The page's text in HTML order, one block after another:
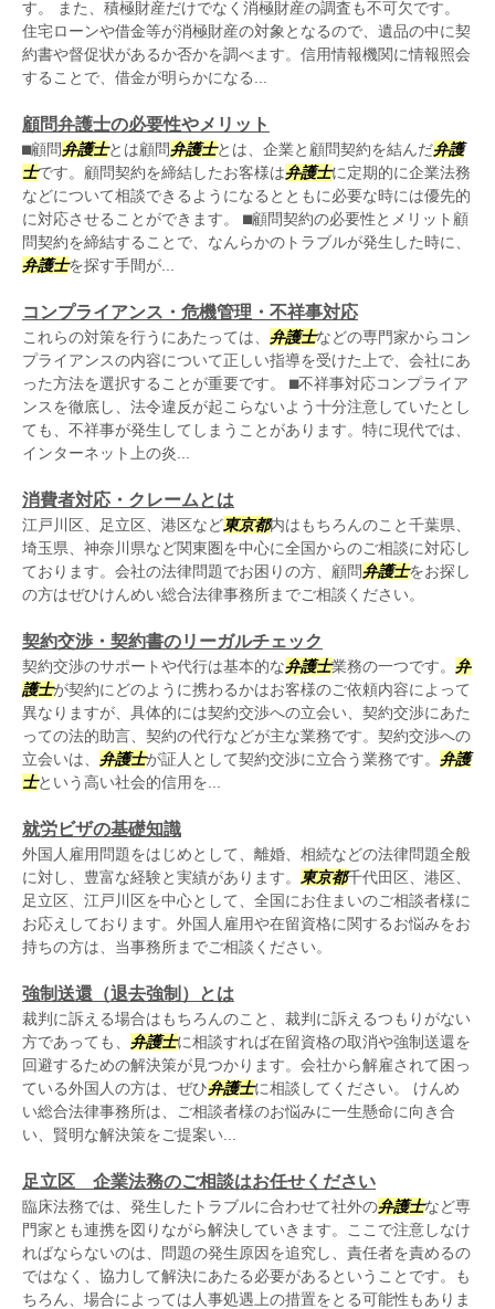
す。 また、積極財産だけでなく消極財産の調査も不可欠です。
住宅ローンや借金等が消極財産の対象となるので、遺品の中に契
約書や督促状があるか否かを調べます。信用情報機関に情報照会
することで、借金が明らかになる...
顧問弁護士の必要性やメリット
⬛︎顧問弁護士とは顧問弁護士とは、企業と顧問契約を結んだ弁護
士です。顧問契約を締結したお客様は弁護士に定期的に企業法務
などについて相談できるようになるとともに必要な時には優先的
に対応させることができます。 ⬛︎顧問契約の必要性とメリット顧
問契約を締結することで、なんらかのトラブルが発生した時に、
弁護士を探す手間が...
コンプライアンス・危機管理・不祥事対応
これらの対策を行うにあたっては、 弁護士などの専門家からコン
プライアンスの内容について正しい指導を受けた上で、会社にあ
った方法を選択することが重要です。 ⬛︎不祥事対応コンプライア
ンスを徹底し、法令違反が起こらないよう十分注意していたとし
ても、不祥事が発生してしまうことがあります。特に現代では、
インターネット上の炎...
消費者対応・クレームとは
江戸川区、足立区、港区など東京都内はもちろんのこと千葉県、
埼玉県、神奈川県など関東圏を中心に全国からのご相談に対応し
ております。会社の法律問題でお困りの方、顧問弁護士をお探し
の方はぜひけんめい総合法律事務所までご相談ください。
契約交渉・契約書のリーガルチェック
契約交渉のサポートや代行は基本的な弁護士業務の一つです。 弁
護士が契約にどのように携わるかはお客様のご依頼内容によって
異なりますが、具体的には契約交渉への立会い、契約交渉にあた
っての法的助言、契約の代行などが主な業務です。契約交渉への
立会いは、 弁護士が証人として契約交渉に立合う業務です。 弁護
士という高い社会的信用を...
就労ビザの基礎知識
外国人雇用問題をはじめとして、離婚、相続などの法律問題全般
に対し、豊富な経験と実績があります。
東京都千代田区、港区、
足立区、江戸川区を中心として、全国にお住まいのご相談者様に
お応えしております。外国人雇用や在留資格に関するお悩みをお
持ちの方は、当事務所までご相談ください。
強制送還（退去強制）とは
裁判に訴える場合はもちろんのこと、裁判に訴えるつもりがない
方であっても、 弁護士に相談すれば在留資格の取消や強制送還を
回避するための解決策が見つかります。会社から解雇されて困っ
ている外国人の方は、ぜひ弁護士に相談してください。 けんめ
い総合法律事務所は、ご相談者様のお悩みに一生懸命に向き合
い、賢明な解決策をご提案い...
足立区 企業法務のご相談はお任せください
臨床法務では、発生したトラブルに合わせて社外の弁護士など専
門家とも連携を図りながら解決していきます。ここで注意しなけ
ればならないのは、問題の発生原因を追究し、責任者を責めるの
ではなく、協力して解決にあたる必要があるということです。も
ちろん、場合によっては人事処遇上の措置をとる可能性もありま